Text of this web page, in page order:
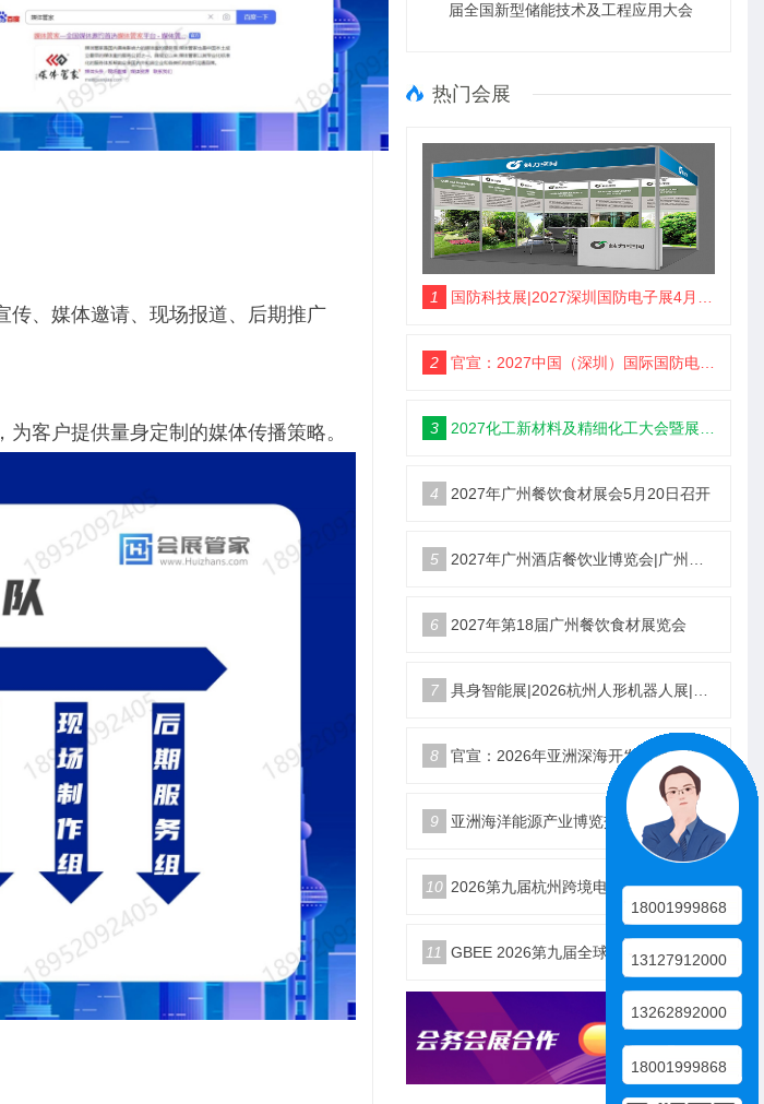
、媒体邀请、现场报道、后期推广
客户提供量身定制的媒体传播策略。
届全国新型储能技术及工程应用大会
热门会展
1 国防科技展|2027深圳国防电子展4月9日启幕
2 官宣：2027中国（深圳）国际国防电子博览会
3 2027化工新材料及精细化工大会暨展览会定档苏州
4 2027年广州餐饮食材展会5月20日召开
5 2027年广州酒店餐饮业博览会|广州餐博会
6 2027年第18届广州餐饮食材展览会
7 具身智能展|2026杭州人形机器人展|仿生机器人展5月启幕
8 官宣：2026年亚洲深海开发与海底作业装备博览交易会
9 亚洲海洋能源产业博览交易会2026年12月18日举办
10 2026第九届杭州跨境电商生态展10月25日启幕
11 GBEE 2026第九届全球（杭州）跨境电商生态博览会
18001999868
13127912000
13262892000
18001999868